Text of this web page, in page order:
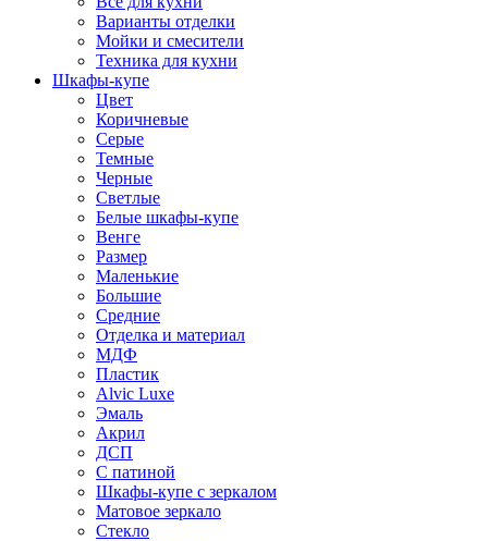
Варианты отделки
Мойки и смесители
Техника для кухни
Шкафы-купе
Цвет
Коричневые
Серые
Темные
Черные
Светлые
Белые шкафы-купе
Венге
Размер
Маленькие
Большие
Средние
Отделка и материал
МДФ
Пластик
Alvic Luxe
Эмаль
Акрил
ДСП
С патиной
Шкафы-купе с зеркалом
Матовое зеркало
Стекло